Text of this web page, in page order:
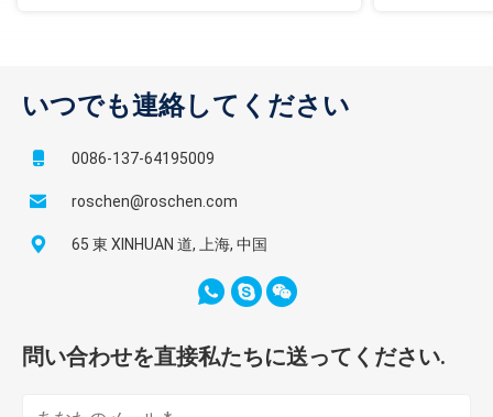
いつでも連絡してください
0086-137-64195009
roschen@roschen.com
65 東 XINHUAN 道, 上海, 中国
問い合わせを直接私たちに送ってください.